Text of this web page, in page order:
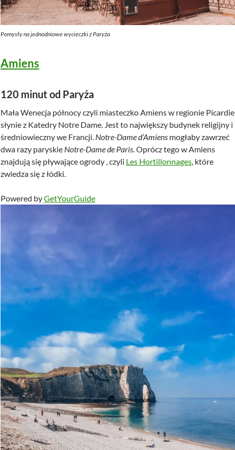
Pomysły na jednodniowe wycieczki z Paryża
Amiens
120 minut od Paryża
Mała Wenecja północy czyli miasteczko Amiens w regionie Picardie
słynie z Katedry Notre Dame. Jest to największy budynek religijny i
średniowieczny we Francji. Notre-Dame d’Amiens mogłaby zawrzeć
dwa razy paryskie Notre-Dame de Paris. Oprócz tego w Amiens
znajdują się pływające ogrody , czyli Les Hortillonnages, które
zwiedza się z łódki.
Powered byGetYourGuide